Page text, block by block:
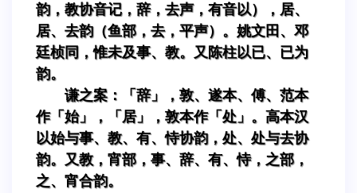
韵，教协音记，辞，去声，有音以），居、
居、去韵（鱼部，去，平声）。姚文田、邓
廷桢同，惟未及事、教。又陈柱以已、已为
韵。
谦之案：「辞」，敦、遂本、傅、范本
作「始」，「居」，敦本作「处」。高本汉
以始与事、教、有、恃协韵，处、处与去协
韵。又教，宵部，事、辞、有、恃，之部，
之、宵合韵。